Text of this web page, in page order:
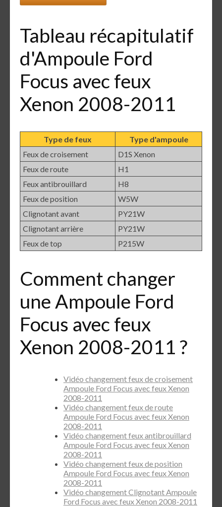
Tableau récapitulatif
d'Ampoule Ford
Focus avec feux
Xenon 2008-2011
Type de feux
Type d'ampoule
Feux de croisement
D1S Xenon
Feux de route
H1
Feux antibrouillard
H8
Feux de position
W5W
Clignotant avant
PY21W
Clignotant arrière
PY21W
Feux de top
P215W
Comment changer
une Ampoule Ford
Focus avec feux
Xenon 2008-2011 ?
Vidéo changement feux de croisement
Ampoule Ford Focus avec feux Xenon
2008-2011
Vidéo changement feux de route
Ampoule Ford Focus avec feux Xenon
2008-2011
Vidéo changement feux antibrouillard
Ampoule Ford Focus avec feux Xenon
2008-2011
Vidéo changement feux de position
Ampoule Ford Focus avec feux Xenon
2008-2011
Vidéo changement Clignotant Ampoule
Ford Focus avec feux Xenon 2008-2011